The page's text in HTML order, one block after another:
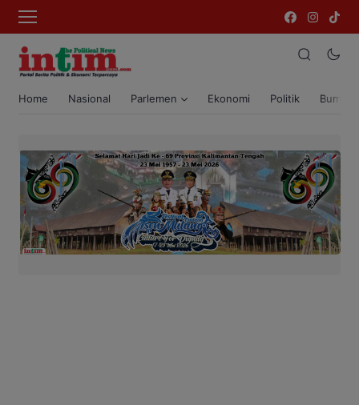
Home Nasional Parlemen Ekonomi Politik Bumi